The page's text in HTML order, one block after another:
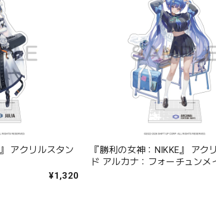
アクリルスタン
¥1,320
『勝利の女神：NIKKE』 アク
ド アルカナ：フォーチュンメ